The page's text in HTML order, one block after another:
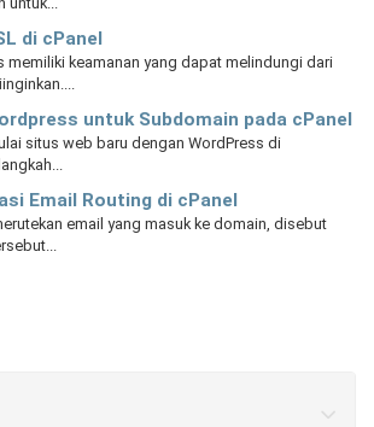
di cPanel
memiliki keamanan yang dapat melindungi dari
untuk Subdomain pada cPanel
situs web baru dengan WordPress di
Email Routing di cPanel
email yang masuk ke domain, disebut